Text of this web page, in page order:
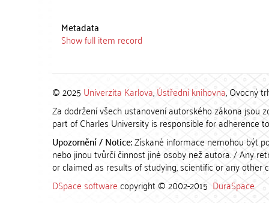
Metadata
Show full item record
© 2025 Univerzita Karlova,Ústřední knihovna, Ovocný
Za dodržení všech ustanovení autorského zákona jsou
part of Charles University is responsible for adherence
Upozornění / Notice:Získané informace nemohou být
nebo jinou tvůrčí činnost jiné osoby než autora. / Any
or claimed as results of studying, scientific or any
DSpace softwarecopyright © 2002-2015 DuraSpace